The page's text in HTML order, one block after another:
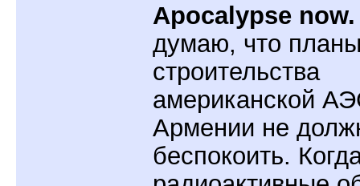
Apocalypse now.
думаю, что
строительства
американской
Армении не
беспокоить.